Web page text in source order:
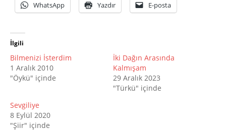
WhatsApp Yazdır E-posta
İlgili
Bilmenizi İsterdim
1 Aralık 2010
"Öykü" içinde
İki Dağın Arasında
Kalmışam
29 Aralık 2023
"Türkü" içinde
Sevgiliye
8 Eylül 2020
"Şiir" içinde